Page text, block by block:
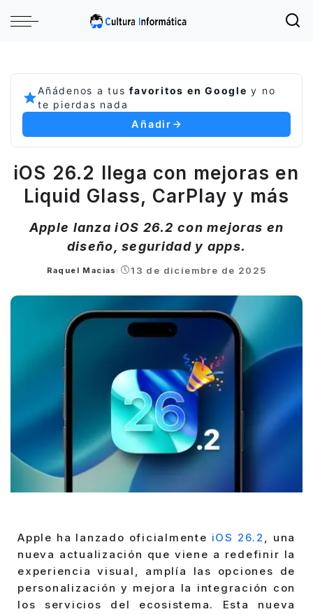
Añádenos a tusfavoritos en Google y no
te pierdas nada
Añadir
iOS 26.2 llega con mejoras en
Liquid Glass, CarPlay y más
Apple lanza iOS 26.2 con mejoras en
diseño, seguridad y apps.
Posted
Raquel Macias 13 de diciembre de 2025
Apple ha lanzado oficialmente iOS 26.2 , una
nueva actualización que viene a redefinir la
experiencia visual, amplía las opciones de
personalización y mejora la integración con
los servicios del ecosistema. Esta nueva